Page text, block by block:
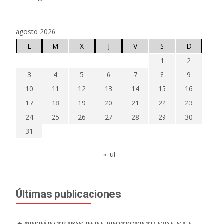
agosto 2026
L
M X J V S
D
1
2
3
4 5 6 7 8
9
10
11 12 13 14 15
16
17
18 19 20 21 22
23
24
25 26 27 28 29
30
31
« Jul
Últimas publicaciones